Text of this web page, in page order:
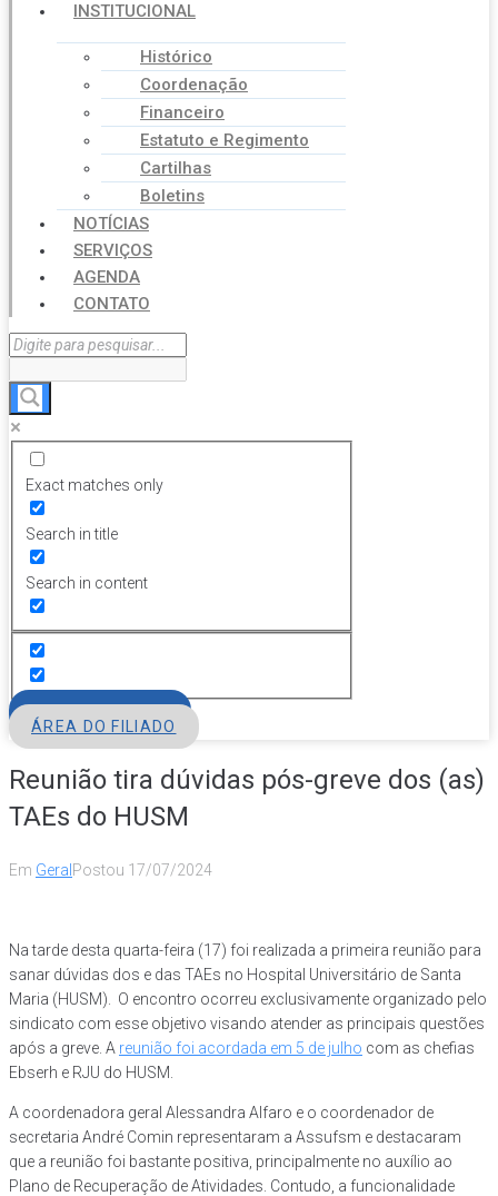
INSTITUCIONAL
Histórico
Coordenação
Financeiro
Estatuto e Regimento
Cartilhas
Boletins
NOTÍCIAS
SERVIÇOS
AGENDA
CONTATO
Exact matches only
Search in title
Search in content
ÁREA DO FILIADO
Reunião tira dúvidas pós-greve dos (as)
TAEs do HUSM
Em Geral Postou 17/07/2024
Na tarde desta quarta-feira (17) foi realizada a primeira reunião para
sanar dúvidas dos e das TAEs no Hospital Universitário de Santa
Maria (HUSM). O encontro ocorreu exclusivamente organizado pelo
sindicato com esse objetivo visando atender as principais questões
após a greve. A reunião foi acordada em 5 de julho com as chefias
Ebserh e RJU do HUSM.
A coordenadora geral Alessandra Alfaro e o coordenador de
secretaria André Comin representaram a Assufsm e destacaram
que a reunião foi bastante positiva, principalmente no auxílio ao
Plano de Recuperação de Atividades. Contudo, a funcionalidade